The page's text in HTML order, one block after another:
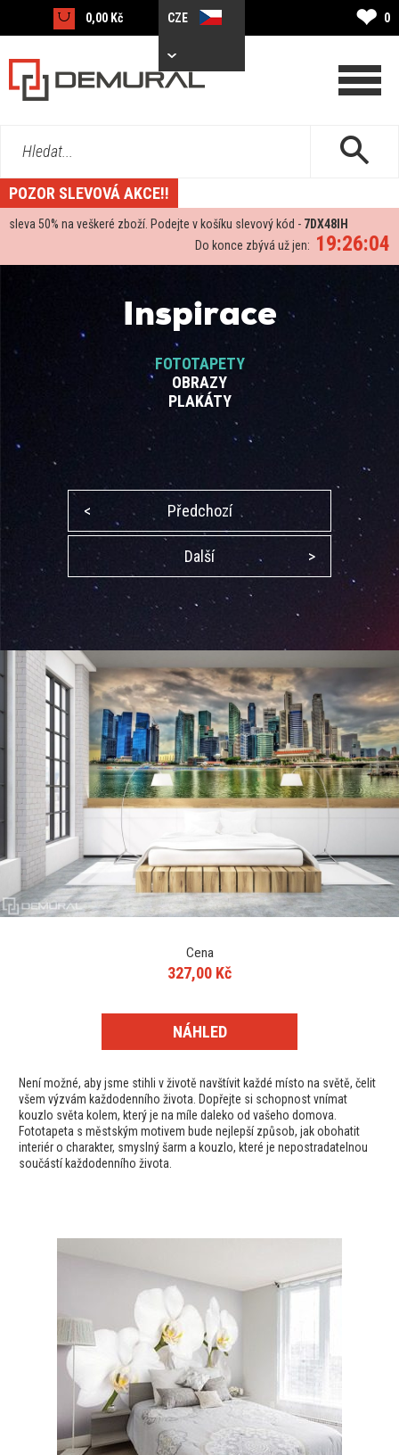
0,00 Kč CZE ❤ 0
Hledat...
POZOR SLEVOVÁ AKCE!!
sleva 50% na veškeré zboží. Podejte v košíku slevový kód - 7DX48IH
19:26:04
Do konce zbývá už jen:
Inspirace
FOTOTAPETY
OBRAZY
PLAKÁTY
< Předchozí
Další >
Cena
327,00 Kč
NÁHLED
Není možné, aby jsme stihli v životě navštívit každé místo na světě, čelit
všem výzvám každodenního života. Dopřejte si schopnost vnímat
kouzlo světa kolem, který je na míle daleko od vašeho domova.
Fototapeta s městským motivem bude nejlepší způsob, jak obohatit
interiér o charakter, smyslný šarm a kouzlo, které je nepostradatelnou
součástí každodenního života.